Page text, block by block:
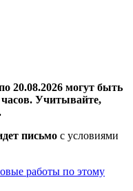
20.08.2026 могут быть
часов. Учитывайте,
письмо с условиями
работы по этому